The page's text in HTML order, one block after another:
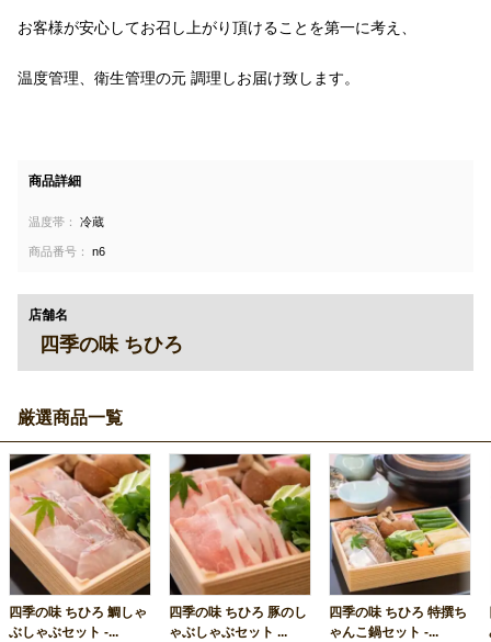
お客様が安心してお召し上がり頂けることを第一に考え、
温度管理、衛生管理の元 調理しお届け致します。
商品詳細
温度帯： 冷蔵
商品番号： n6
店舗名
四季の味 ちひろ
厳選商品一覧
四季の味 ちひろ 鯛しゃ
ぶしゃぶセット -...
四季の味 ちひろ 豚のし
ゃぶしゃぶセット ...
四季の味 ちひろ 特撰ち
ゃんこ鍋セット -...